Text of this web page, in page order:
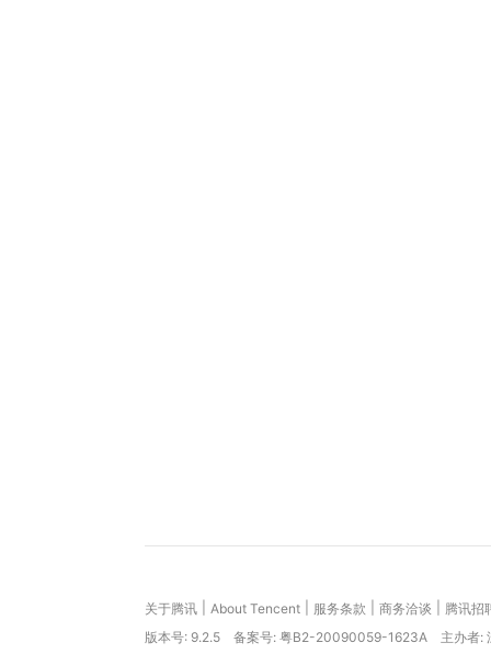
关于腾讯 About Tencent 服务条款 商务洽谈
腾讯招
版本号: 9.2.5 备案号: 粤B2-20090059-1623A 主办者: